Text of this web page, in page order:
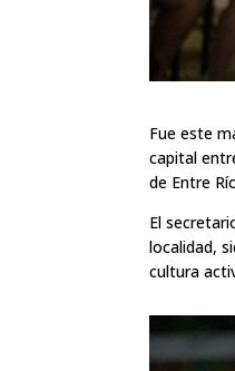
Fue este
capital
de Entre
El
localidad,
cultura